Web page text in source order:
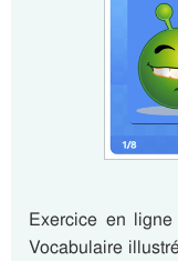
Exercice en
Vocabulaire